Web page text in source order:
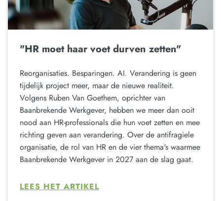
"HR moet haar voet durven zetten"
Reorganisaties. Besparingen. AI. Verandering is geen
tijdelijk project meer, maar de nieuwe realiteit.
Volgens Ruben Van Goethem, oprichter van
Baanbrekende Werkgever, hebben we meer dan ooit
nood aan HR-professionals die hun voet zetten en mee
richting geven aan verandering. Over de antifragiele
organisatie, de rol van HR en de vier thema's waarmee
Baanbrekende Werkgever in 2027 aan de slag gaat.
LEES HET ARTIKEL